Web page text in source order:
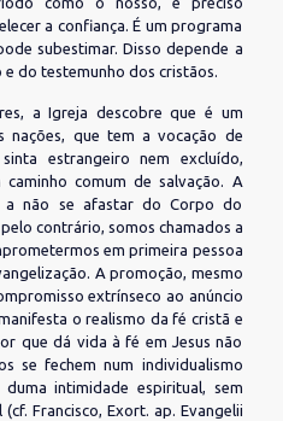
a confiança. É um programa
subestimar. Disso depende a
do testemunho dos cristãos.
a Igreja descobre que é um
nações, que tem a vocação de
estrangeiro nem excluído,
comum de salvação. A
a não se afastar do Corpo do
contrário, somos chamados a
em primeira pessoa
A promoção, mesmo
extrínseco ao anúncio
o realismo da fé cristã e
que dá vida à fé em Jesus não
se fechem num individualismo
intimidade espiritual, sem
Francisco, Exort. ap. Evangelii